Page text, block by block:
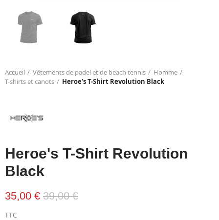
Accueil Vêtements de padel et de beach tennis
Homme
T-shirts et canots
Heroe's T-Shirt Revolution Black
Heroe's T-Shirt Revolution
Black
35,00 € 39,00 €
TTC